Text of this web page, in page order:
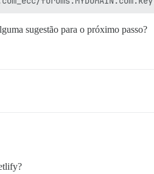
sugestão para o próximo passo?